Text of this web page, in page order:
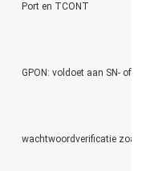
Port en TCONT
GPON: voldoet aan SN- of
wachtwoordverificatie zoals